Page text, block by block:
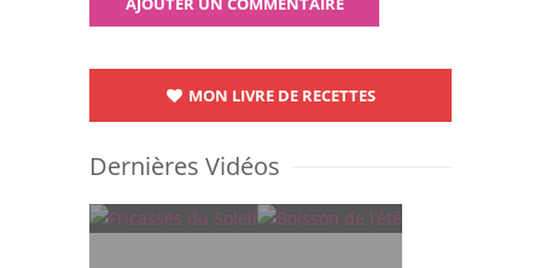
MON LIVRE DE RECETTES
Dernières Vidéos